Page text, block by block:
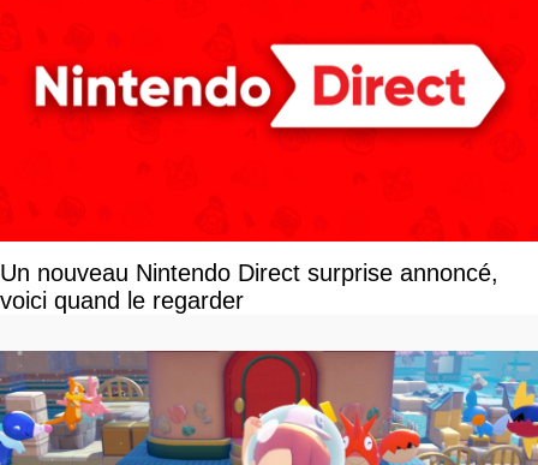
Un nouveau Nintendo Direct surprise annoncé,
voici quand le regarder